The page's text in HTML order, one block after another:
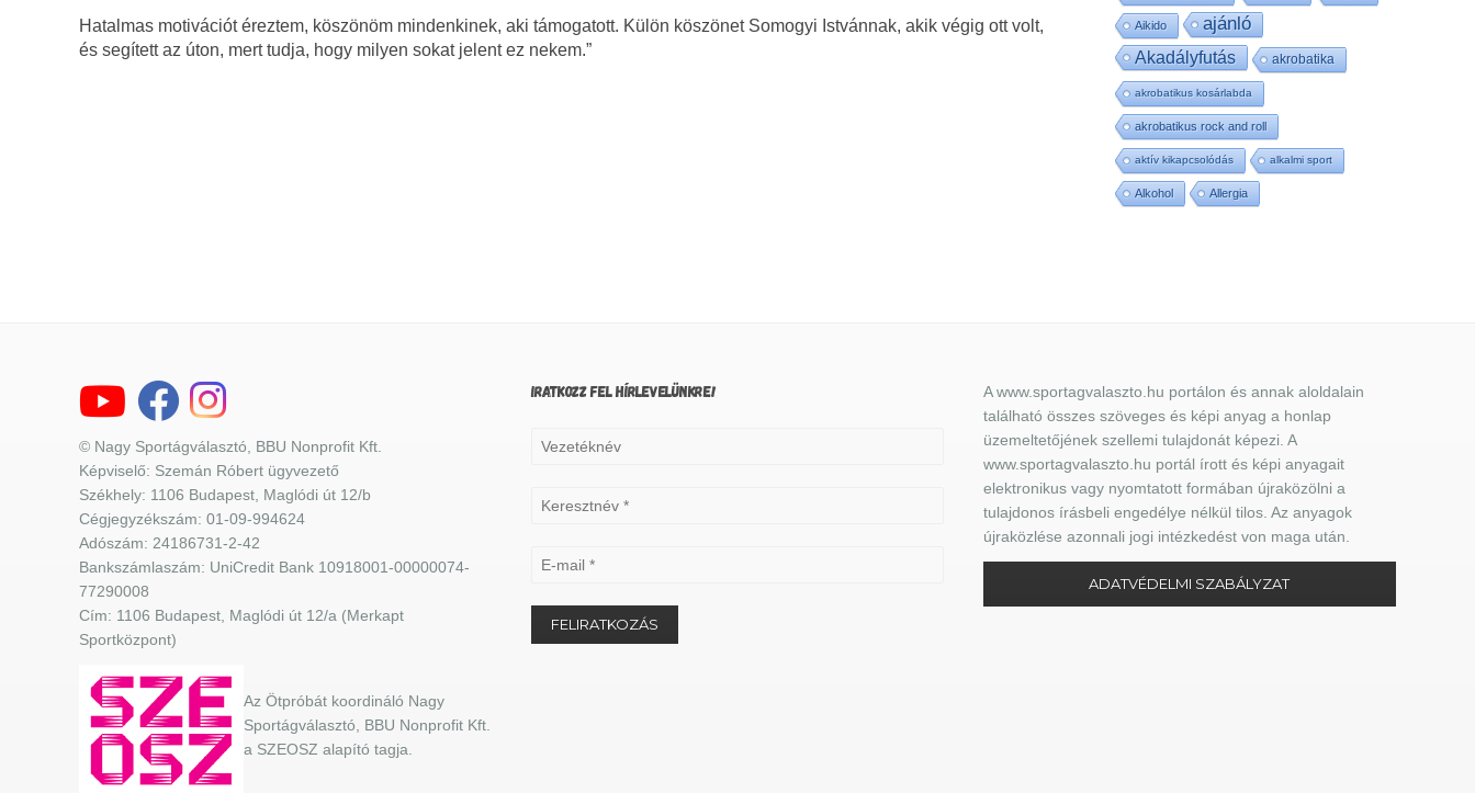
Hatalmas motivációt éreztem, köszönöm mindenkinek, aki támogatott. Külön köszönet Somogyi Istvánnak, akik végig ott volt,
és segített az úton, mert tudja, hogy milyen sokat jelent ez nekem.”
Aikido ajánló
Akadályfutás akrobatika
akrobatikus kosárlabda
akrobatikus rock and roll
aktív kikapcsolódás alkalmi sport
Alkohol Allergia
© Nagy Sportágválasztó, BBU Nonprofit Kft.
Képviselő: Szemán Róbert ügyvezető
Székhely: 1106 Budapest, Maglódi út 12/b
Cégjegyzékszám: 01-09-994624
Adószám: 24186731-2-42
Bankszámlaszám: UniCredit Bank 10918001-00000074-
77290008
Cím: 1106 Budapest, Maglódi út 12/a (Merkapt
Sportközpont)
Az Ötpróbát koordináló Nagy
Sportágválasztó, BBU Nonprofit Kft.
a SZEOSZ alapító tagja.
IRATKOZZ FEL HÍRLEVELÜNKRE!
A www.sportagvalaszto.hu portálon és annak aloldalain
található összes szöveges és képi anyag a honlap
üzemeltetőjének szellemi tulajdonát képezi. A
www.sportagvalaszto.hu portál írott és képi anyagait
elektronikus vagy nyomtatott formában újraközölni a
tulajdonos írásbeli engedélye nélkül tilos. Az anyagok
újraközlése azonnali jogi intézkedést von maga után.
ADATVÉDELMI SZABÁLYZAT